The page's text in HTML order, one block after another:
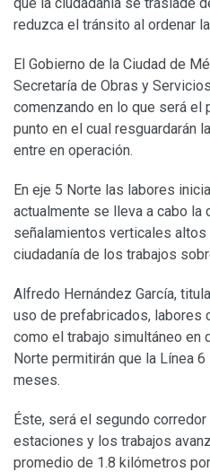
reduzca el tránsito al ordenar
El Gobierno de la Ciudad de
Secretaría de Obras y
comenzando en lo que será el
punto en el cual resguardarán
entre en operación.
En eje 5 Norte las labores
actualmente se lleva a cabo la
señalamientos verticales altos
ciudadanía de los trabajos
Alfredo Hernández García,
uso de prefabricados, labores
como el trabajo simultáneo en
Norte permitirán que la Línea
meses.
Éste, será el segundo
estaciones y los trabajos
promedio de 1.8 kilómetros